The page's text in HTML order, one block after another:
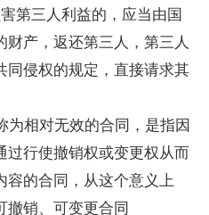
三人利益的，应当由国
产，返还第三人，第三人
侵权的规定，直接请求其
相对无效的合同，是指因
过行使撤销权或变更权从而
的合同，从这个意义上
撤销、可变更合同